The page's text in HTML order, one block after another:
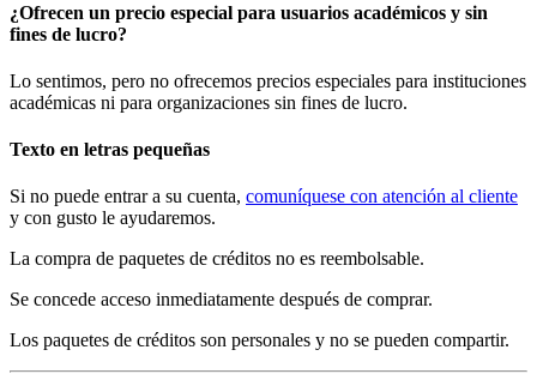
¿Ofrecen un precio especial para usuarios académicos y sin
fines de lucro?
Lo sentimos, pero no ofrecemos precios especiales para instituciones
académicas ni para organizaciones sin fines de lucro.
Texto en letras pequeñas
Si no puede entrar a su cuenta, comuníquese con atención al cliente
y con gusto le ayudaremos.
La compra de paquetes de créditos no es reembolsable.
Se concede acceso inmediatamente después de comprar.
Los paquetes de créditos son personales y no se pueden compartir.